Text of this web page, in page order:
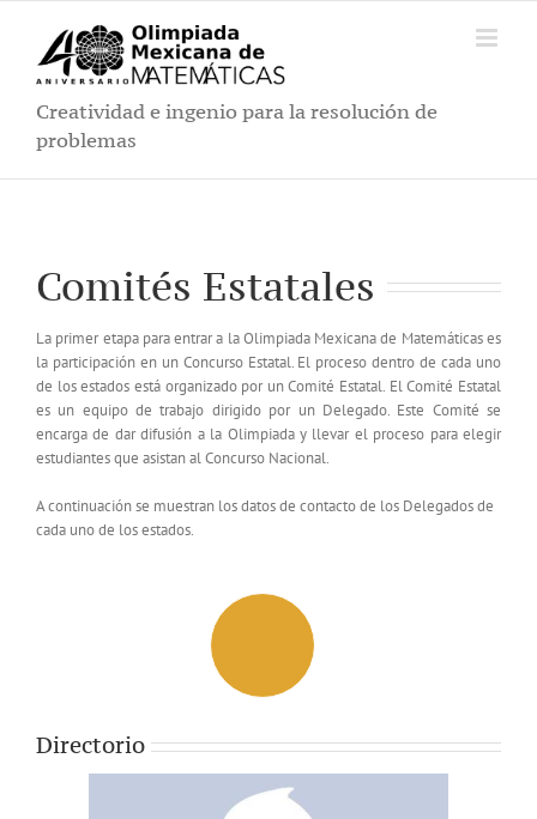
contenido
Creatividad e ingenio para la resolución de
problemas
Comités Estatales
La primer etapa para entrar a la Olimpiada Mexicana de Matemáticas es
la participación en un Concurso Estatal. El proceso dentro de cada uno
de los estados está organizado por un Comité Estatal. El Comité Estatal
es un equipo de trabajo dirigido por un Delegado. Este Comité se
encarga de dar difusión a la Olimpiada y llevar el proceso para elegir
estudiantes que asistan al Concurso Nacional.
A continuación se muestran los datos de contacto de los Delegados de
cada uno de los estados.
Directorio